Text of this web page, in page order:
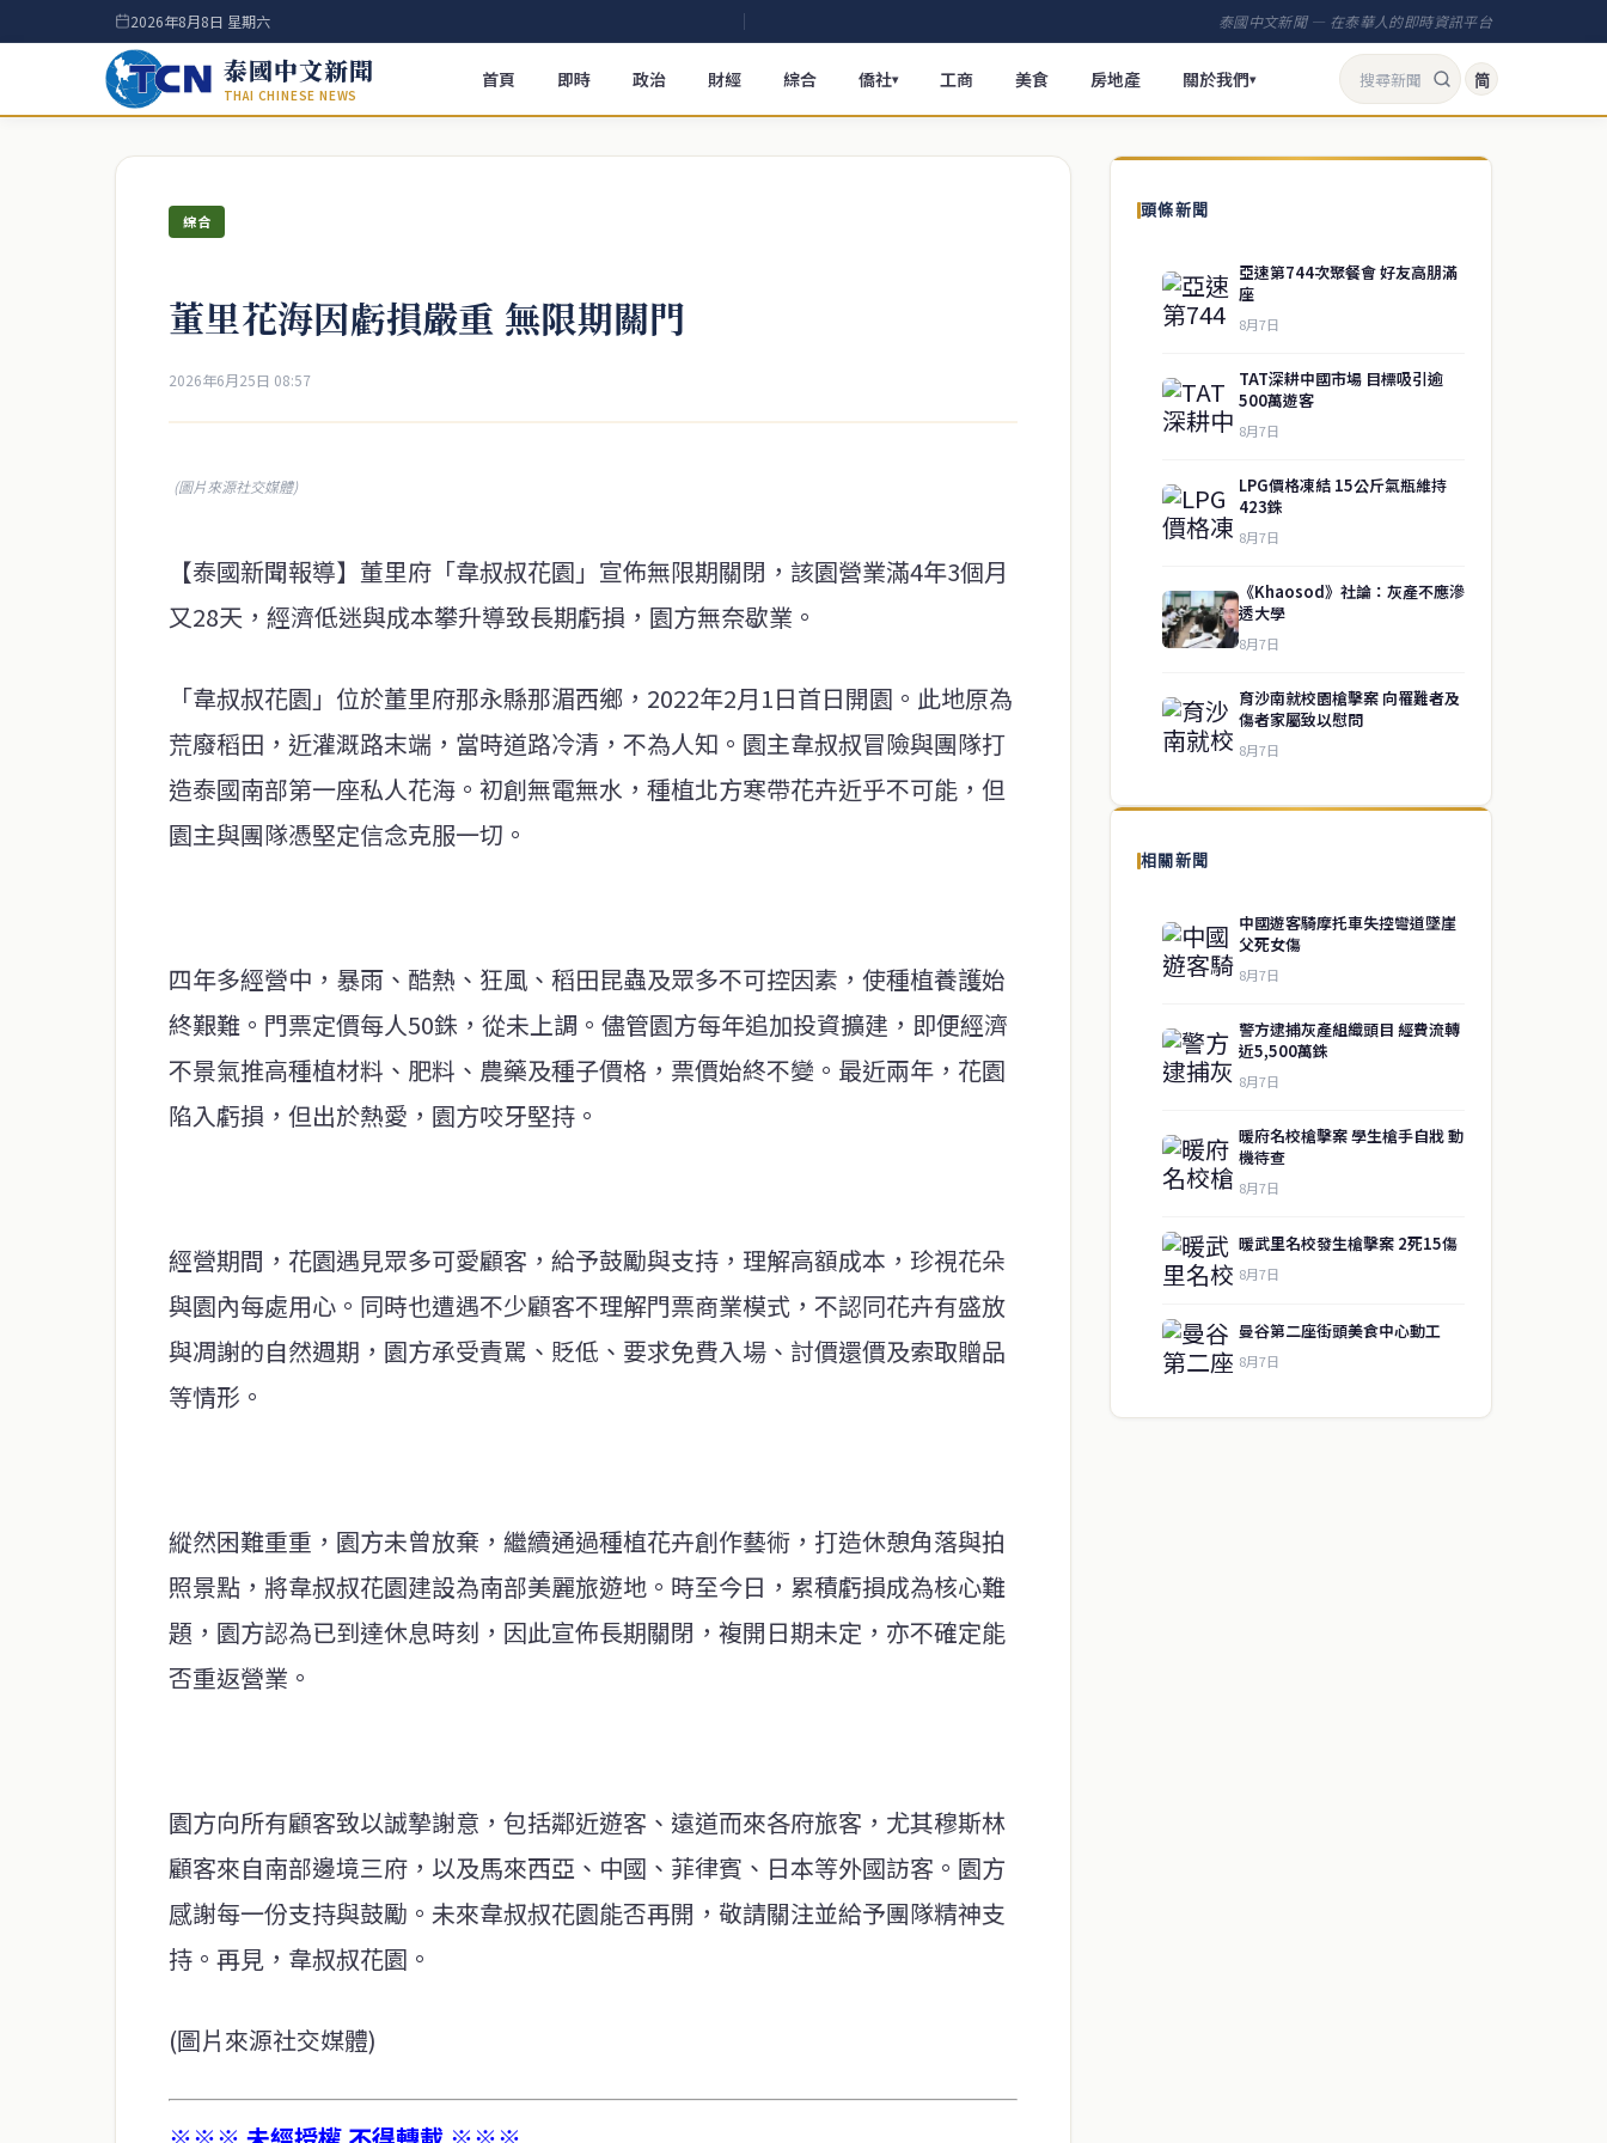
2026年8月8日 星期六 泰國中文新聞 — 在泰華人的即時資訊平台
泰國中文新聞
THAI CHINESE NEWS
首頁 即時 政治 財經 綜合 僑社▾ 工商 美食 房地產 關於我們▾ 简
綜合
董里花海因虧損嚴重 無限期關門
2026年6月25日 08:57
(圖片來源社交媒體)
【泰國新聞報導】董里府「韋叔叔花園」宣佈無限期關閉，該園營業滿4年3個月
又28天，經濟低迷與成本攀升導致長期虧損，園方無奈歇業。
「韋叔叔花園」位於董里府那永縣那湄西鄉，2022年2月1日首日開園。此地原為
荒廢稻田，近灌溉路末端，當時道路冷清，不為人知。園主韋叔叔冒險與團隊打
造泰國南部第一座私人花海。初創無電無水，種植北方寒帶花卉近乎不可能，但
園主與團隊憑堅定信念克服一切。
四年多經營中，暴雨、酷熱、狂風、稻田昆蟲及眾多不可控因素，使種植養護始
終艱難。門票定價每人50銖，從未上調。儘管園方每年追加投資擴建，即便經濟
不景氣推高種植材料、肥料、農藥及種子價格，票價始終不變。最近兩年，花園
陷入虧損，但出於熱愛，園方咬牙堅持。
經營期間，花園遇見眾多可愛顧客，給予鼓勵與支持，理解高額成本，珍視花朵
與園內每處用心。同時也遭遇不少顧客不理解門票商業模式，不認同花卉有盛放
與凋謝的自然週期，園方承受責駡、貶低、要求免費入場、討價還價及索取贈品
等情形。
縱然困難重重，園方未曾放棄，繼續通過種植花卉創作藝術，打造休憩角落與拍
照景點，將韋叔叔花園建設為南部美麗旅遊地。時至今日，累積虧損成為核心難
題，園方認為已到達休息時刻，因此宣佈長期關閉，複開日期未定，亦不確定能
否重返營業。
園方向所有顧客致以誠摯謝意，包括鄰近遊客、遠道而來各府旅客，尤其穆斯林
顧客來自南部邊境三府，以及馬來西亞、中國、菲律賓、日本等外國訪客。園方
感謝每一份支持與鼓勵。未來韋叔叔花園能否再開，敬請關注並給予團隊精神支
持。再見，韋叔叔花園。
(圖片來源社交媒體)
頭條新聞
亞速第744次聚餐會 好友高朋滿
座
8月7日
TAT深耕中國市場 目標吸引逾
500萬遊客
8月7日
LPG價格凍結 15公斤氣瓶維持
423銖
8月7日
《Khaosod》社論：灰產不應滲
透大學
8月7日
育沙南就校園槍擊案 向罹難者及
傷者家屬致以慰問
8月7日
相關新聞
中國遊客騎摩托車失控彎道墜崖
父死女傷
8月7日
警方逮捕灰產組織頭目 經費流轉
近5,500萬銖
8月7日
暖府名校槍擊案 學生槍手自戕 動
機待查
8月7日
暖武里名校發生槍擊案 2死15傷
8月7日
曼谷第二座街頭美食中心動工
8月7日